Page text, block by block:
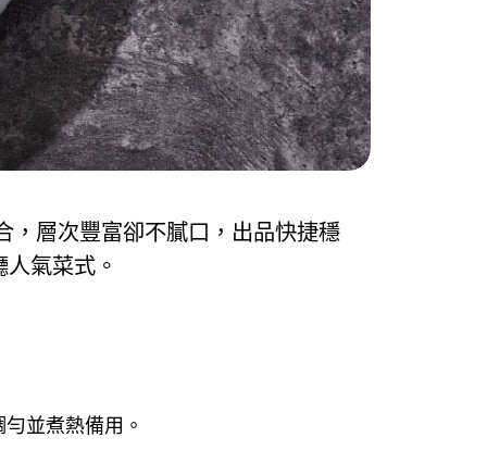
，層次豐富卻不膩口，出品快捷穩
氣菜式。
並煮熱備用。